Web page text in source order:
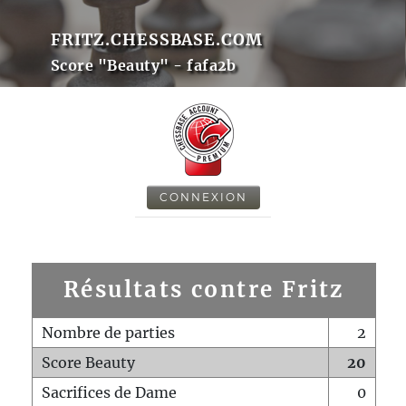
FRITZ.CHESSBASE.COM
Score "Beauty" - fafa2b
CONNEXION
Résultats contre Fritz
Nombre de parties
2
Score Beauty
20
Sacrifices de Dame
0